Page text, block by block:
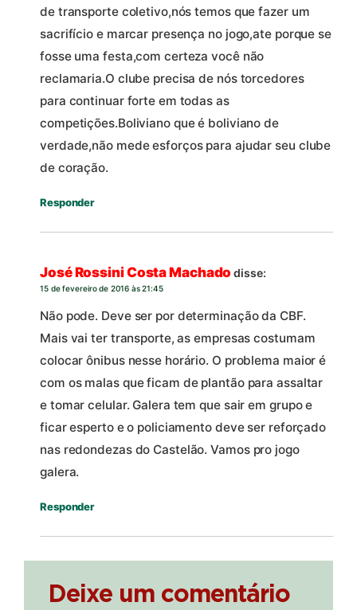
de transporte coletivo,nós temos que fazer um
sacrifício e marcar presença no jogo,ate porque se
fosse uma festa,com certeza você não
reclamaria.O clube precisa de nós torcedores
para continuar forte em todas as
competições.Boliviano que é boliviano de
verdade,não mede esforços para ajudar seu clube
de coração.
Responder
José Rossini Costa Machado disse:
15 de fevereiro de 2016 às 21:45
Não pode. Deve ser por determinação da CBF.
Mais vai ter transporte, as empresas costumam
colocar ônibus nesse horário. O problema maior é
com os malas que ficam de plantão para assaltar
e tomar celular. Galera tem que sair em grupo e
ficar esperto e o policiamento deve ser reforçado
nas redondezas do Castelão. Vamos pro jogo
galera.
Responder
Deixe um comentário